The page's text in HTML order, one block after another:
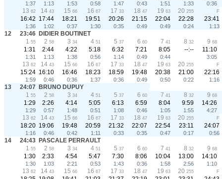
1:37 1:13 1:53 0:58 1:47 0:43 1:51 1:33 0:36
13 62 14 43 15 66 16 67 17 33 18 47 19 63 20 255 F
16:42 17:44 18:21 19:51 20:26 21:15 22:04 22:28 23:41
1:36 1:02 0:37 1:30 0:35 0:49 0:49 0:24 1:13
12 23:46 DIDIER BOUTINET
1 55 2 58 3 34 4 51 5 37 6 60 7 41 8 32 9 68
1:31 2:44 4:22 5:18 6:32 7:21 8:05 --:-- 11:10
1:31 1:13 1:38 0:56 1:14 0:49 0:44 3:05
13 62 14 43 15 66 16 67 17 33 18 47 19 63 20 255 F
15:24 16:10 16:46 18:23 18:59 19:48 20:38 21:00 22:16
1:59 0:46 0:36 1:37 0:36 0:49 0:50 0:22 1:16
13 24:07 BRUNO DUPUY
1 55 2 58 3 34 4 51 5 37 6 60 7 41 8 32 9 68
1:29 2:26 4:14 5:05 6:13 6:59 8:04 9:59 14:26
1:29 0:57 1:48 0:51 1:08 0:46 1:05 1:55 4:27
13 62 14 43 15 66 16 67 17 33 18 47 19 63 20 255 F
18:20 19:06 19:48 20:59 21:32 22:07 22:54 23:11 24:07
1:16 0:46 0:42 1:11 0:33 0:35 0:47 0:17 0:56
14 24:43 PASCALE PERRAULT
1 55 2 58 3 34 4 51 5 37 6 60 7 41 8 32 9 68
1:30 2:33 4:54 5:47 7:30 8:06 10:04 13:00 14:10
1:30 1:03 2:21 0:53 1:43 0:36 1:58 2:56 1:10
13 62 14 43 15 66 16 67 17 33 18 47 19 63 20 255 F